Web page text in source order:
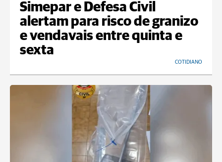
Simepar e Defesa Civil
alertam para risco de granizo
e vendavais entre quinta e
sexta
COTIDIANO